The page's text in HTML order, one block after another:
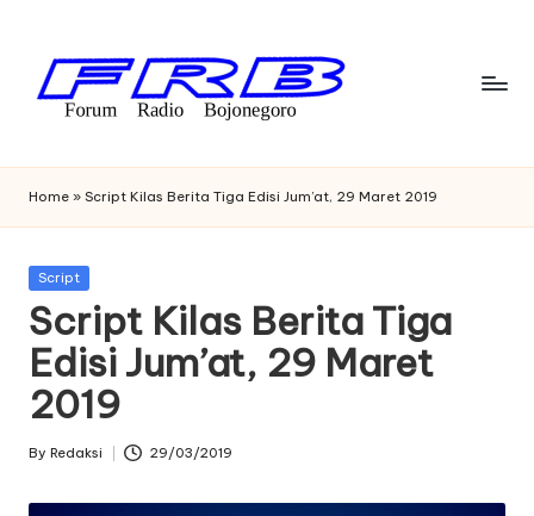
content
F
o
r
u
m
R
a
di
o
Bojonegoro
Home » Script Kilas Berita Tiga Edisi Jum’at, 29 Maret 2019
Posted
Script
Script Kilas Berita Tiga
Edisi Jum’at, 29 Maret
2019
Posted
By Redaksi 29/03/2019